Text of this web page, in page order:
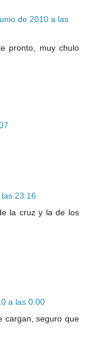
de 2010 a las
pronto, muy chulo
23:16
la cruz y la de los
a las 0:00
cargan, seguro que